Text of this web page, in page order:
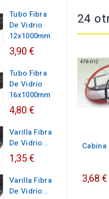
Tubo Fibra
De Vidrio
12x1000mm
3,90 €
Tubo Fibra
De Vidrio
16x1000mm
4,80 €
Varilla Fibra
De Vidrio...
1,35 €
Varilla Fibra
De Vidrio...
24
Cabina
3,68 €